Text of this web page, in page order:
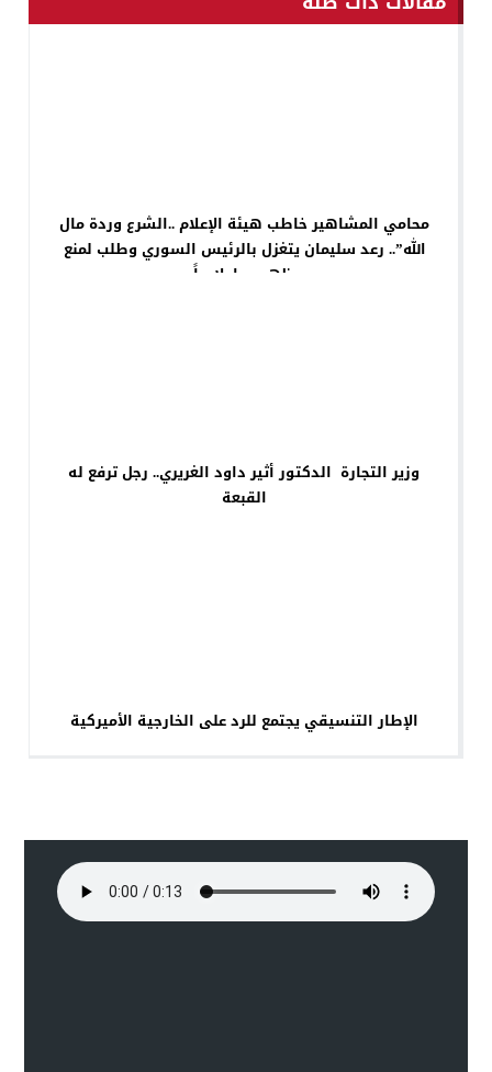
محامي المشاهير خاطب هيئة الإعلام ..الشرع وردة مال
الله”.. رعد سليمان يتغزل بالرئيس السوري وطلب لمنع
ظهوره إعلامياً
وزير التجارة الدكتور أثير داود الغريري.. رجل ترفع له
القبعة
الإطار التنسيقي يجتمع للرد على الخارجية الأميركية